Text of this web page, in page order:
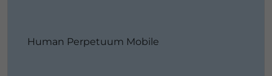
Human Perpetuum Mobile